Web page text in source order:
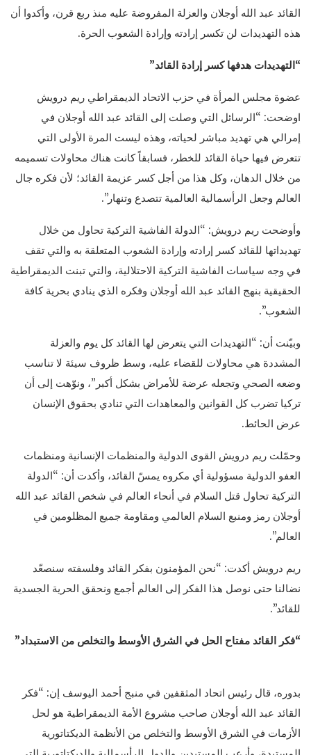
القائد عبد الله أوجلان والعزلة المفروضة عليه منذ ربع قرن، وأكدوا أن
هذه التهديدات لن تكسر إرادته وإرادة الشعوب الحرة.
“التهديدات هدفها كسر إرادة القائد”
عضوة مجلس المرأة في حزب الاتحاد الديمقراطي ريم درويش
اوضحت: “الرسائل التي وصلت إلى القائد عبد الله أوجلان في
إمرالي هي تهديد مباشر لحياته، وهذه ليست المرة الأولى التي
تتعرض فيها حياة القائد للخطر، فسابقاً كانت هناك محاولات تسميمه
من خلال الدهان، وكل هذا من أجل كسر عزيمة القائد؛ لأن فكره جال
العالم وجعل الرأسمالية العالمية تتصدع وتنهار”.
وأوضحت ريم درويش: “الدولة الفاشية التركية تحاول من خلال
تهديداتها للقائد كسر إرادته وإرادة الشعوب المتعلقة به والتي تقف
في وجه سياسات الفاشية التركية الاحتلالية، والتي تبنت الديمقراطية
الحقيقية بنهج القائد عبد الله أوجلان وفكره الذي ينادي بحرية كافة
الشعوب”.
وبيّنت أن: “التهديدات التي يتعرض لها القائد كل يوم والعزلة
المشددة هي محاولات للقضاء عليه، وسط ظروف سيئة لا تناسب
وضعه الصحي وتجعله عرضة للأمراض بشكل أكبر”، ونوّهت إلى أن
تركيا تضرب كل القوانين والمعاهدات التي تنادي بحقوق الإنسان
عرض الحائط.
وحمّلت ريم درويش القوى الدولية والمنظمات الإنسانية ومنظمات
العفو الدولية مسؤولية أي مكروه يمسّ القائد، وأكدت أن: “الدولة
التركية تحاول قتل السلام في أنحاء العالم في شخص القائد عبد الله
أوجلان رمز ومنبع السلام العالمي ومقاومة جميع المظلومين في
العالم”.
ريم درويش أكدت: “نحن المؤمنون بفكر القائد وفلسفته سنصعّد
نضالنا حتى نوصل هذا الفكر إلى العالم أجمع ونحقق الحرية الجسدية
للقائد”.
“فكر القائد مفتاح الحل في الشرق الأوسط والتخلص من الاستبداد”
بدوره، قال رئيس اتحاد المثقفين في منبج أحمد اليوسف إن: “فكر
القائد عبد الله أوجلان صاحب مشروع الأمة الديمقراطية هو لحل
الأزمات في الشرق الأوسط والتخلص من الأنظمة الديكتاتورية